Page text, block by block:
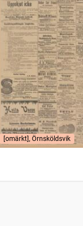
[omärkt], Örnsköldsvik